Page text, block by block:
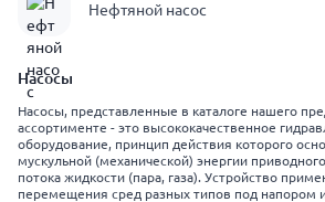
Нефтяной насос
Насосы
Насосы, представленные в каталоге нашего
ассортименте - это высококачественное
оборудование, принцип действия которого
мускульной (механической) энергии
потока жидкости (пара, газа). Устройство
перемещения сред разных типов под напором